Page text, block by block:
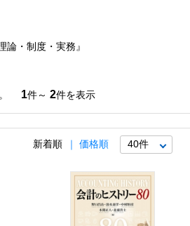
論・制度・実務』
。 1件～ 2件を表示
新着順 価格順